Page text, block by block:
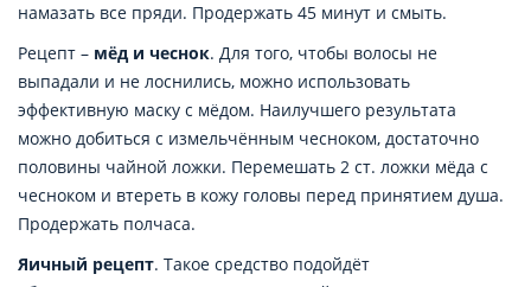
намазать все пряди. Продержать 45 минут и смыть.
Рецепт – мёд и чеснок. Для того, чтобы волосы не
выпадали и не лоснились, можно использовать
эффективную маску с мёдом. Наилучшего результата
можно добиться с измельчённым чесноком, достаточно
половины чайной ложки. Перемешать 2 ст. ложки мёда с
чесноком и втереть в кожу головы перед принятием душа.
Продержать полчаса.
Яичный рецепт. Такое средство подойдёт